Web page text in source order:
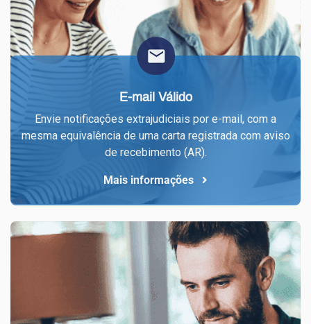
E-mail Válido
Envie notificações extrajudiciais por e-mail, com a
mesma equivalência de uma carta registrada com aviso
de recebimento (AR).
Mais informações